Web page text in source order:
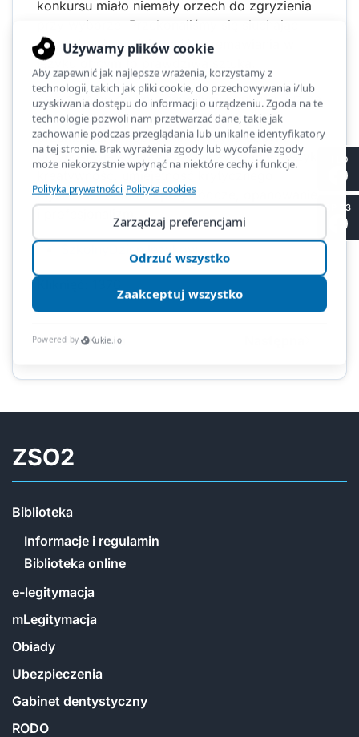
konkursu miało niemały orzech do zgryzienia
przy wyborze. Przekonaliśmy się słuchając
przemów, że umiejętność przemawiania w
języku obcym to prawdziwa sztuka.
Zapraszamy do kolejnej edycji konkursu już za
rok. Pamiętajcie drodzy uczniowie
przemawianie publiczne w języku obcym
przynosi wiele korzyści: ćwiczycie m.in. język,
kreatywność, umiejętność krytycznego
myślenia, zdolności przywódcze, opanowanie
SzkolnyDzienJezykow
Poprzednia
ZSO2
Biblioteka
Informacje i regulamin
Biblioteka online
e-legitymacja
mLegitymacja
Obiady
Ubezpieczenia
Gabinet dentystyczny
RODO
II LO
SP 53